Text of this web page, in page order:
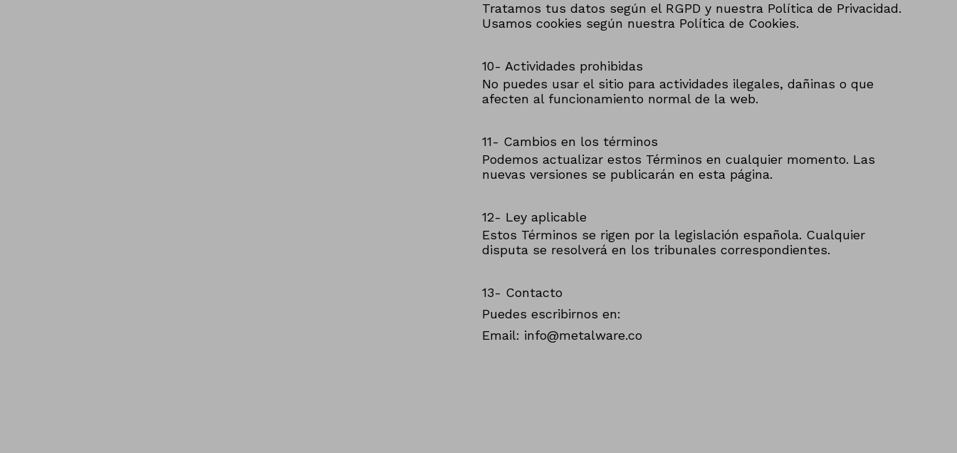
Tratamos tus datos según el RGPD y nuestra Política de Privacidad.
Usamos cookies según nuestra Política de Cookies.
10- Actividades prohibidas
No puedes usar el sitio para actividades ilegales, dañinas o que
afecten al funcionamiento normal de la web.
11- Cambios en los términos
Podemos actualizar estos Términos en cualquier momento. Las
nuevas versiones se publicarán en esta página.
12- Ley aplicable
Estos Términos se rigen por la legislación española. Cualquier
disputa se resolverá en los tribunales correspondientes.
13- Contacto
Puedes escribirnos en:
Email: info@metalware.co